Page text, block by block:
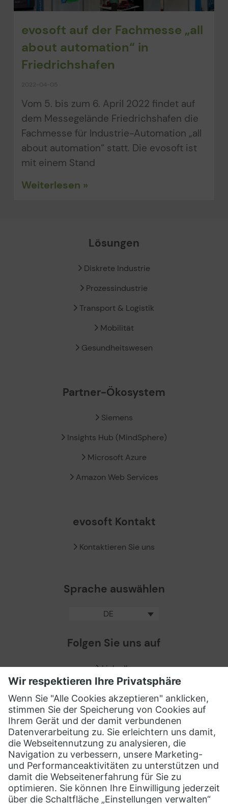
evosoft auf der Fachmesse „all
about automation“ in
Friedrichshafen
2022-04-05
Vom 5. bis zum 6. April 2022 findet auf
dem Messegelände Friedrichshafen die
Fachmesse für Industrie-Automation „all
about automation“ statt. Die evosoft ist
mit einem Stand
Weiterlesen »
Lösungen
Diskrete Industrie
Prozessindustrie
Transport & Logistik
Mobilität
Gesundheitswesen
Partner-Ökosystem
Siemens
Insights Hub (MindSphere)
Microsoft Azure
Amazon Web Services
evosoft Kontakt
Kontaktieren Sie uns
Sprache auswählen
DE
Folgen Sie uns auf
LinkedIn
Facebook
X / Twitter
XING
Copyright © evosoft GmbH 1995 - 2026